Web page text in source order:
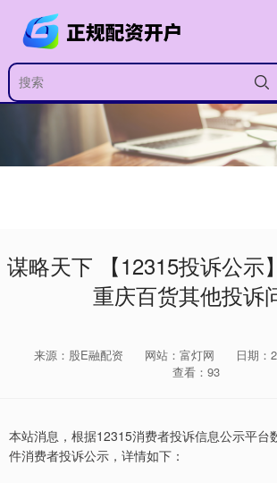
谋略天下 【12315投诉公示
重庆百货其他投诉
来源：股E融配资 网站：富灯网
日期：
查看：93
本站消息，根据12315消费者投诉信息公示平台
件消费者投诉公示，详情如下：